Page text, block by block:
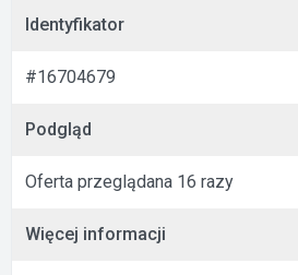
Identyfikator
#16704679
Podgląd
Oferta przeglądana 16 razy
Więcej informacji